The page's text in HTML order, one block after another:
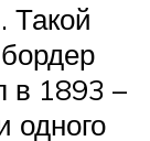
Такой
в 1893 –
одного